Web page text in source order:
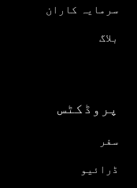
سرمایہ کاران
بلاگ
پروڈکٹس
سفر
ڈرائیو